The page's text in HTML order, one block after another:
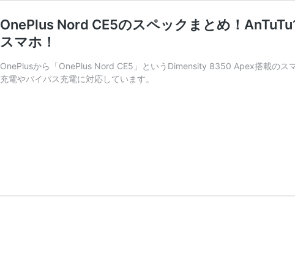
OnePlus Nord CE5のスペックまとめ！
スマホ！
OnePlusから「OnePlus Nord CE5」というDimensity 8350 Apex搭載のス
充電やバイパス充電に対応しています。